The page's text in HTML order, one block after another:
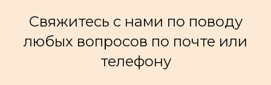
Свяжитесь с нами по поводу
любых вопросов по почте или
телефону